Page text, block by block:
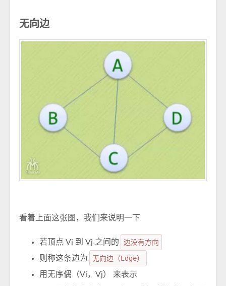
无向边
看着上面这张图，我们来说明一下
若顶点 Vi 到 Vj 之间的
边没有方向
则称这条边为
无向边（Edge）
用无序偶（Vi，Vj） 来表示